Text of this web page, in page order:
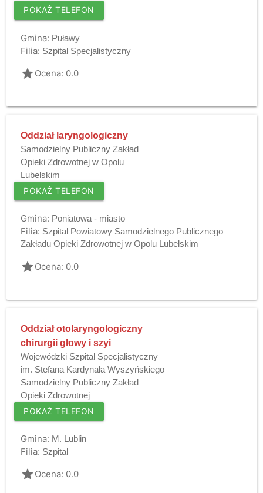
POKAŻ TELEFON
Gmina: Puławy
Filia: Szpital Specjalistyczny
gradeOcena: 0.0
Oddział laryngologiczny
Samodzielny Publiczny Zakład
Opieki Zdrowotnej w Opolu
Lubelskim
POKAŻ TELEFON
Gmina: Poniatowa - miasto
Filia: Szpital Powiatowy Samodzielnego Publicznego
Zakładu Opieki Zdrowotnej w Opolu Lubelskim
gradeOcena: 0.0
Oddział otolaryngologiczny
chirurgii głowy i szyi
Wojewódzki Szpital Specjalistyczny
im. Stefana Kardynała Wyszyńskiego
Samodzielny Publiczny Zakład
Opieki Zdrowotnej
POKAŻ TELEFON
Gmina: M. Lublin
Filia: Szpital
gradeOcena: 0.0